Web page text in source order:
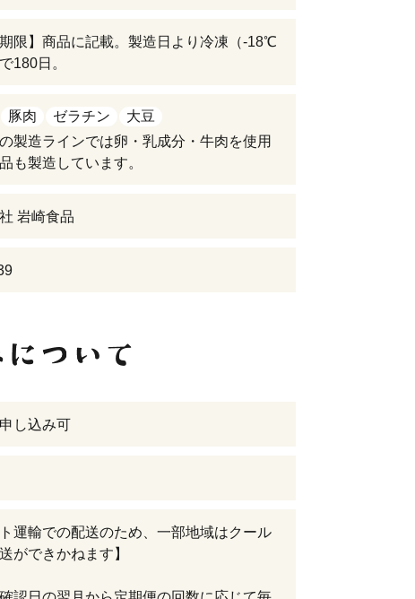
期限】商品に記載。製造日より冷凍（-18℃
180日。
豚肉 ゼラチン
大豆
製造ラインでは卵・乳成分・牛肉を使用
も製造しています。
岩崎食品
し込み可
ト運輸での配送のため、一部地域はクール
ができかねます】